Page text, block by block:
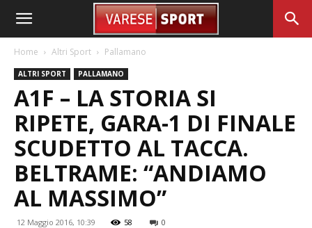
Home Altri Sport Pallamano
ALTRI SPORT PALLAMANO
A1F – LA STORIA SI
RIPETE, GARA-1 DI FINALE
SCUDETTO AL TACCA.
BELTRAME: “ANDIAMO
AL MASSIMO”
12 Maggio 2016, 10:39 58 0